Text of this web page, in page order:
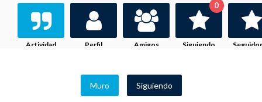
Actividad Perfil Amigos Siguiendo
0
Muro Siguiendo